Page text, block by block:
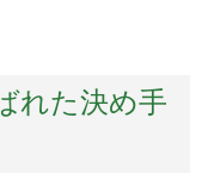
れた決め手